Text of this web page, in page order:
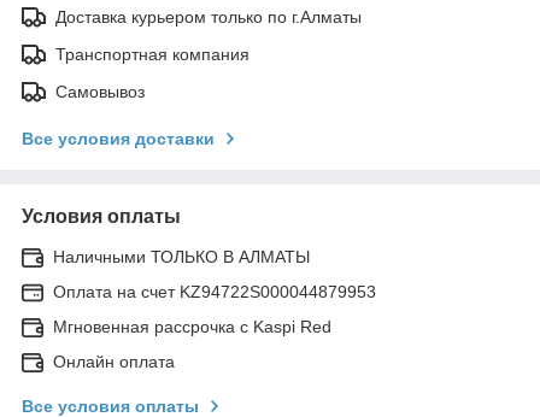
Доставка курьером только по г.Алматы
Транспортная компания
Самовывоз
Все условия доставки
Условия оплаты
Наличными ТОЛЬКО В АЛМАТЫ
Оплата на счет KZ94722S000044879953
Мгновенная рассрочка с Kaspi Red
Онлайн оплата
Все условия оплаты